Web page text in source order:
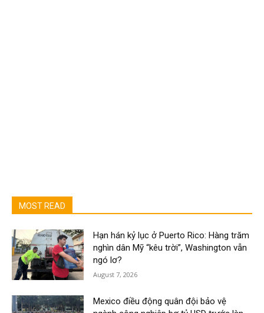
MOST READ
Hạn hán kỷ lục ở Puerto Rico: Hàng trăm
nghìn dân Mỹ “kêu trời”, Washington vẫn
ngó lơ?
August 7, 2026
Mexico điều động quân đội bảo vệ